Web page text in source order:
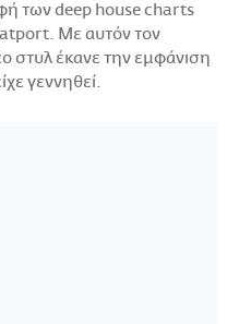
των deep house charts
Με αυτόν τον
στυλ έκανε την εμφάνιση
γεννηθεί.